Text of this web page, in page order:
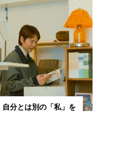
自分とは別の「私」を